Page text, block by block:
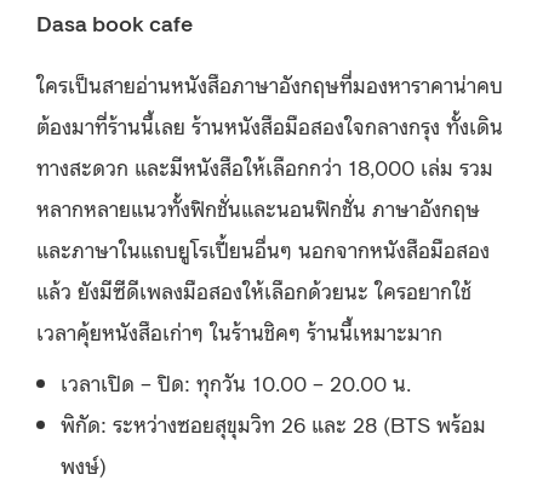
Dasa book cafe
ใครเป็นสายอ่านหนังสือภาษาอังกฤษที่มองหาราคาน่าคบ
ต้องมาที่ร้านนี้เลย ร้านหนังสือมือสองใจกลางกรุง ทั้งเดิน
ทางสะดวก และมีหนังสือให้เลือกกว่า 18,000 เล่ม รวม
หลากหลายแนวทั้งฟิกชั่นและนอนฟิกชั่น ภาษาอังกฤษ
และภาษาในแถบยูโรเปี้ยนอื่นๆ นอกจากหนังสือมือสอง
แล้ว ยังมีซีดีเพลงมือสองให้เลือกด้วยนะ ใครอยากใช้
เวลาคุ้ยหนังสือเก่าๆ ในร้านชิคๆ ร้านนี้เหมาะมาก
เวลาเปิด – ปิด: ทุกวัน 10.00 – 20.00 น.
พิกัด: ระหว่างซอยสุขุมวิท 26 และ 28 (BTS พร้อม
พงษ์)